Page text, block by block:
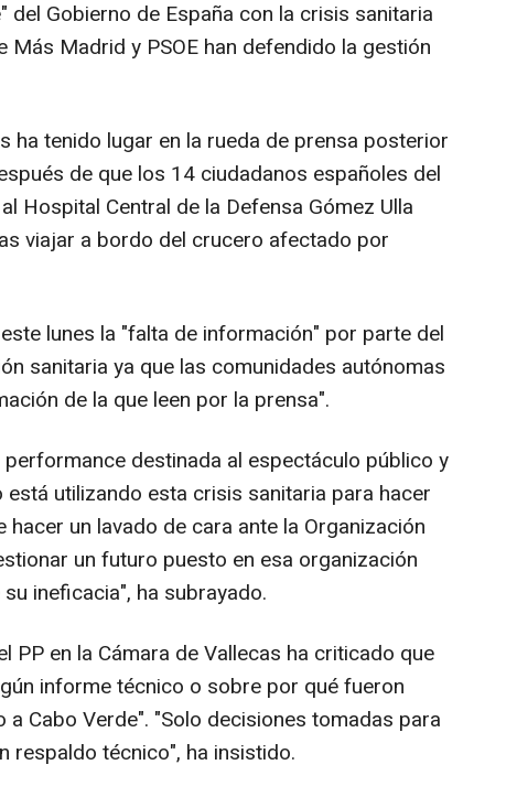
Gobierno de España con la crisis sanitaria
Más Madrid y PSOE han defendido la gestión
ha tenido lugar en la rueda de prensa posterior
de que los 14 ciudadanos españoles del
Hospital Central de la Defensa Gómez Ulla
viajar a bordo del crucero afectado por
lunes la "falta de información" por parte del
sanitaria ya que las comunidades autónomas
de la que leen por la prensa".
destinada al espectáculo público y
utilizando esta crisis sanitaria para hacer
un lavado de cara ante la Organización
un futuro puesto en esa organización
ineficacia", ha subrayado.
PP en la Cámara de Vallecas ha criticado que
informe técnico o sobre por qué fueron
Cabo Verde". "Solo decisiones tomadas para
respaldo técnico", ha insistido.